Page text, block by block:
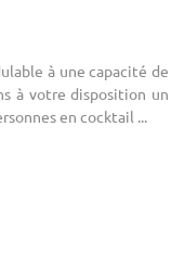
à une capacité de
à votre disposition un
en cocktail ...